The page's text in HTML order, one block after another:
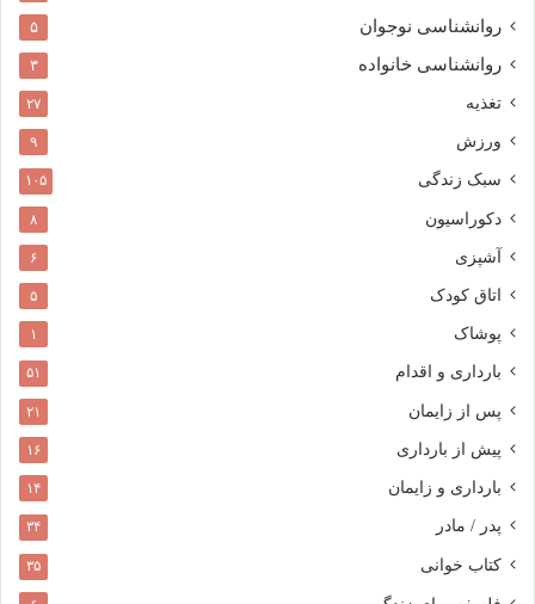
روانشناسی نوجوان ۵
روانشناسی خانواده ۳
تغذیه ۲۷
ورزش ۹
سبک زندگی ۱۰۵
دکوراسیون ۸
آشپزی ۶
اتاق کودک ۵
پوشاک ۱
بارداری و اقدام ۵۱
پس از زایمان ۲۱
پیش از بارداری ۱۶
بارداری و زایمان ۱۴
پدر / مادر ۳۴
کتاب خوانی ۳۵